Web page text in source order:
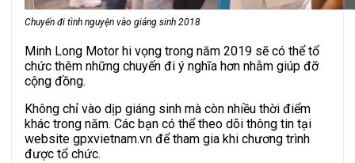
Chuyến đi tình nguyện vào giáng sinh 2018
Minh Long Motor hi vọng trong năm 2019 sẽ có thể tổ
chức thêm những chuyến đi ý nghĩa hơn nhằm giúp đỡ
cộng đồng.
Không chỉ vào dịp giáng sinh mà còn nhiều thời điểm
khác trong năm. Các bạn có thể theo dõi thông tin tại
website gpxvietnam.vn để tham gia khi chương trình
được tổ chức.